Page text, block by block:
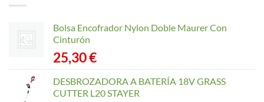
Bolsa Encofrador Nylon Doble Maurer Con
Cinturón
25,30€
DESBROZADORA A BATERÍA 18V GRASS
CUTTER L20 STAYER